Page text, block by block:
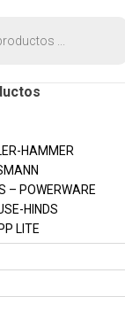
HAMMER
– POWERWARE
HINDS
LITE